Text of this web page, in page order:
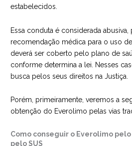
estabelecidos.
Essa conduta é considerada
recomendação médica para o uso
deverá ser coberto pelo plano de
conforme determina a lei. Nesses
busca pelos seus direitos na Justiça.
Porém, primeiramente, veremos a
obtenção do Everolimo pelas vias
Como conseguir o Everolimo
pelo SUS